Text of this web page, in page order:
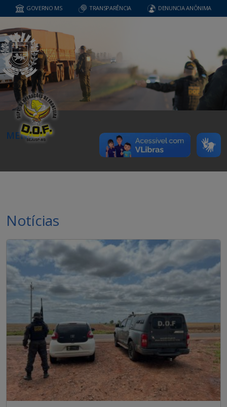
GOVERNO MS TRANSPARÊNCIA DENUNCIA ANÔNIMA
MENU
Notícias